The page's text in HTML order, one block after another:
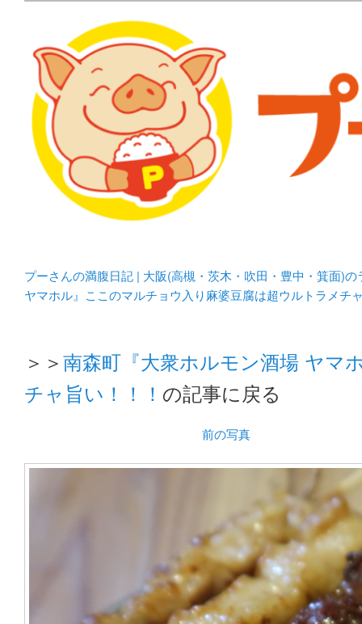
プーさんの満腹日記 |
豊中・箕面)のランチ＆
化してます。
プーさんの満腹日記 | 大阪(高槻・茨木・吹田・豊中・箕面)
ヤマホル』ここのマルチョウ入り麻婆豆腐は超ウルトラメチ
＞＞南森町『大衆ホルモン酒場 ヤマ
チャ旨い！！！ の記事に戻る
前の写真